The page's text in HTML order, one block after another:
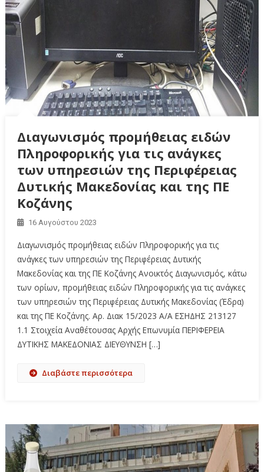
Διαγωνισμός προμήθειας ειδών
Πληροφορικής για τις ανάγκες
των υπηρεσιών της Περιφέρειας
Δυτικής Μακεδονίας και της ΠΕ
Κοζάνης
16 Αυγούστου 2023
Διαγωνισμός προμήθειας ειδών Πληροφορικής για τις
ανάγκες των υπηρεσιών της Περιφέρειας Δυτικής
Μακεδονίας και της ΠΕ Κοζάνης Ανοικτός Διαγωνισμός, κάτω
των ορίων, προμήθειας ειδών Πληροφορικής για τις ανάγκες
των υπηρεσιών της Περιφέρειας Δυτικής Μακεδονίας (Έδρα)
και της ΠΕ Κοζάνης. Αρ. Διακ 15/2023 Α/Α ΕΣΗΔΗΣ 213127
1.1 Στοιχεία Αναθέτουσας Αρχής Επωνυμία ΠΕΡΙΦΕΡΕΙΑ
ΔΥΤΙΚΗΣ ΜΑΚΕΔΟΝΙΑΣ ΔΙΕΥΘΥΝΣΗ […]
Διαβάστε περισσότερα